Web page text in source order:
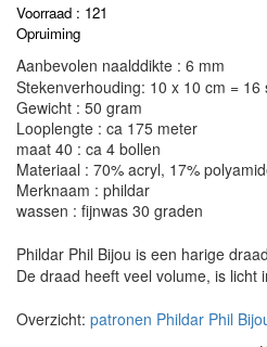
Voorraad : 121
Opruiming
Aanbevolen naalddikte : 6 mm
Stekenverhouding: 10 x 10 cm =
Gewicht : 50 gram
Looplengte : ca 175 meter
maat 40 : ca 4 bollen
Materiaal : 70% acryl, 17%
Merknaam : phildar
wassen : fijnwas 30 graden
Phildar Phil Bijou is een harige
De draad heeft veel volume, is licht
Overzicht: patronen Phildar Phil